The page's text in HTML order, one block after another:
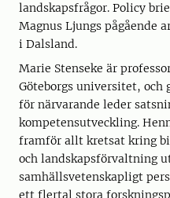
landskapsfrågor. Policy
Magnus Ljungs pågående
i Dalsland.
Marie Stenseke är
Göteborgs universitet, och
för närvarande leder
kompetensutveckling.
framför allt kretsat kring
och landskapsförvaltning
samhällsvetenskapligt
ett flertal stora